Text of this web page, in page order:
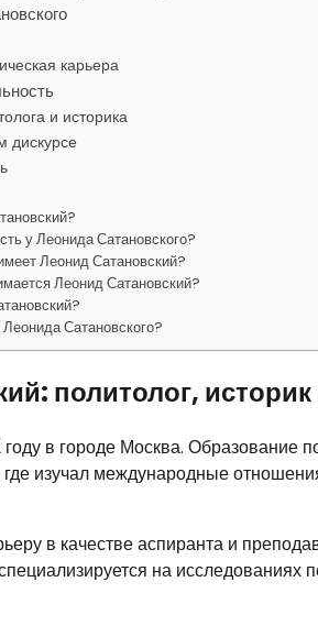
карьера
и историка
дискурсе
у Леонида Сатановского?
Леонид Сатановский?
Леонид Сатановский?
Сатановского?
политолог,
в городе Москва. Образование
изучал международные
в качестве аспиранта и
на исследованиях